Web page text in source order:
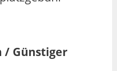
/ Günstiger